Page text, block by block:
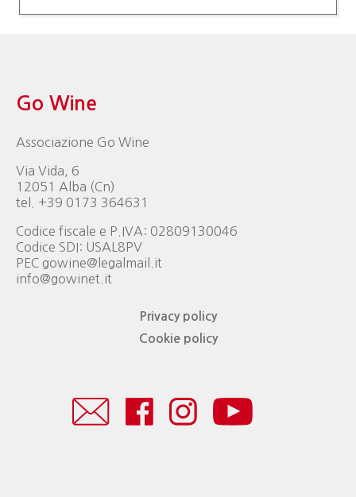
Go Wine
Associazione Go Wine
Via Vida, 6
12051 Alba (Cn)
tel. +39 0173 364631
Codice fiscale e P.IVA: 02809130046
Codice SDI: USAL8PV
PEC gowine@legalmail.it
info@gowinet.it
Privacy policy
Cookie policy